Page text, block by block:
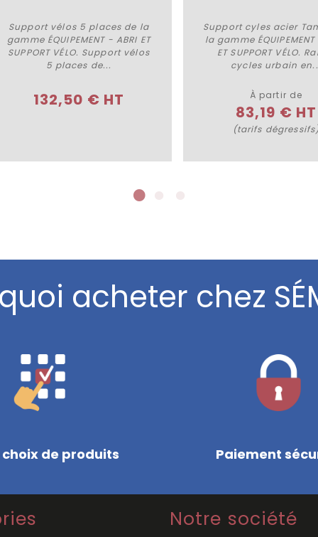
Acheter
Support vélos 5 places de la
gamme ÉQUIPEMENT - ABRI ET
SUPPORT VÉLO. Support vélos
5 places de...
132,50 € HT
Plus de détails
Support cyles acier
la gamme
ET SUPPORT VÉLO.
cycles urbain
À partir de
83,19 € HT
(tarifs
acheter chez
choix de produits Paiement
Notre société